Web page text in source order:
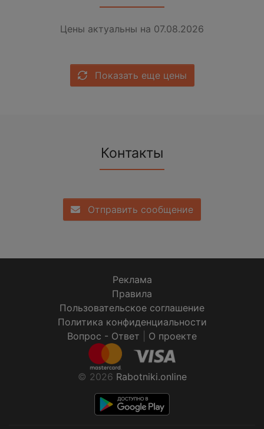
Цены актуальны на 07.08.2026
Показать еще цены
Контакты
Отправить сообщение
Реклама
Правила
Пользовательское соглашение
Политика конфиденциальности
Вопрос - Ответ
О проекте
© 2026 Rabotniki.online